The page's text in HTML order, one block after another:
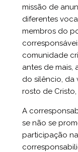
missão de
diferentes
membros do
comunidade
antes de mais,
do silêncio, da
rosto de
A
se não se
participação